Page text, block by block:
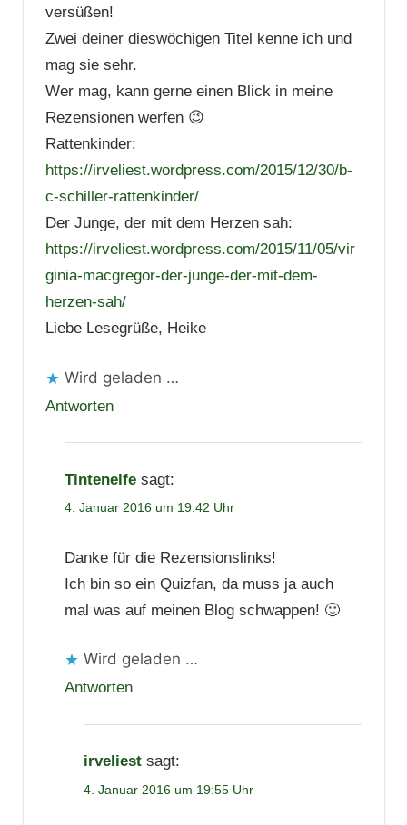
versüßen!
Zwei deiner dieswöchigen Titel kenne ich und
mag sie sehr.
Wer mag, kann gerne einen Blick in meine
Rezensionen werfen 😉
Rattenkinder:
https://irveliest.wordpress.com/2015/12/30/b-
c-schiller-rattenkinder/
Der Junge, der mit dem Herzen sah:
https://irveliest.wordpress.com/2015/11/05/vir
ginia-macgregor-der-junge-der-mit-dem-
herzen-sah/
Liebe Lesegrüße, Heike
Wird geladen …
Antworten
Tintenelfe sagt:
4. Januar 2016 um 19:42 Uhr
Danke für die Rezensionslinks!
Ich bin so ein Quizfan, da muss ja auch
mal was auf meinen Blog schwappen! 🙂
Wird geladen …
Antworten
irveliest sagt:
4. Januar 2016 um 19:55 Uhr